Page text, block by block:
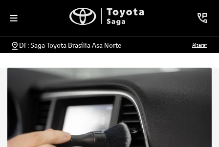
DF: Saga Toyota Brasília Asa Norte Alterar